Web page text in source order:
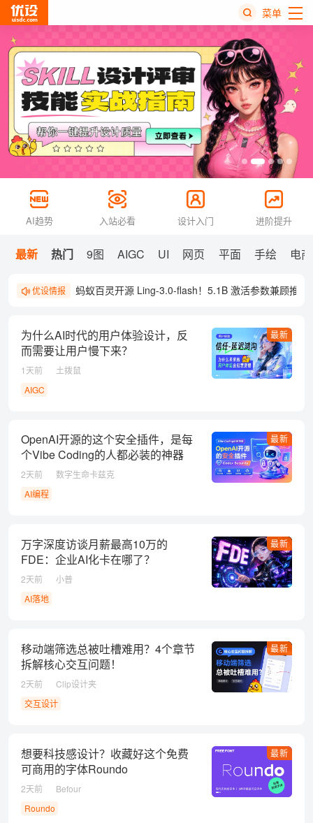
菜单
AI趋势 入站必看 设计入门 进阶提升
最新 热门 9图 AIGC UI 网页 平面 手绘 电商
优设情报 蚂蚁百灵开源 Ling-3.0-flash！5.1B 激活参数兼顾推理
最新
为什么AI时代的用户体验设计，反
而需要让用户慢下来？
1天前
土拨鼠
AIGC
最新
OpenAI开源的这个安全插件，是每
个Vibe Coding的人都必装的神器
2天前
数字生命卡兹克
AI编程
最新
万字深度访谈月薪最高10万的
FDE：企业AI化卡在哪了？
2天前
小普
AI落地
最新
移动端筛选总被吐槽难用？4个章节
拆解核心交互问题！
2天前
Clip设计夹
交互设计
最新
想要科技感设计？收藏好这个免费
可商用的字体Roundo
2天前
Befour
Roundo
搜
榜